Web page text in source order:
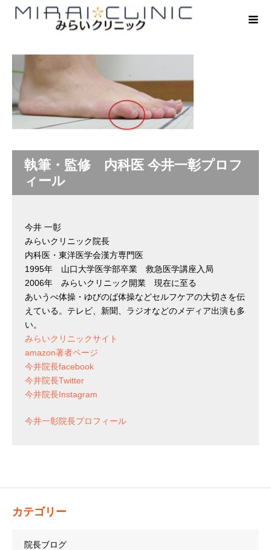
執筆・監修 内科医 今井一彰プロフ
ィール
今井 一彰
みらいクリニック院長
内科医・東洋医学会漢方専門医
1995年 山口大学医学部卒業 救急医学講座入局
2006年 みらいクリニック開業 現在に至る
あいうべ体操・ゆびのば体操などセルフケアの大切さを伝
えている。テレビ、新聞、ラジオなどのメディア出演も多
い。
みらいクリニックサイト
amazon著者ページ
今井院長facebook
今井院長Twitter
今井院長Instagram
今井一彰院長プロフィール
カテゴリー
院長ブログ